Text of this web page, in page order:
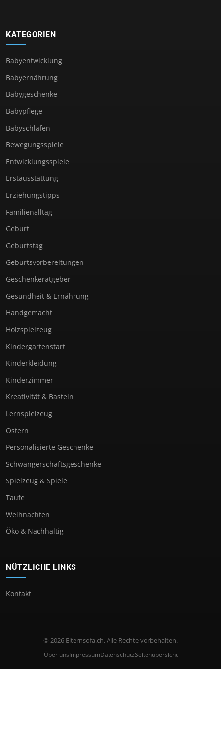
KATEGORIEN
Babyentwicklung
Babyernährung
Babygeschenke
Babypflege
Babyschlafen
Bewegungsspiele
Entwicklungsspiele
Erstausstattung
Erziehungstipps
Familienalltag
Geburt
Geburtstag
Geburtsvorbereitungen
Geschenkeratgeber
Gesundheit & Ernährung
Handgemacht
Holzspielzeug
Kindergartenstart
Kinderkleidung
Kinderzimmer
Kreativität & Basteln
Lernspielzeug
Ostern
Personalisierte Geschenke
Schwangerschaftsgeschenke
Spielzeug & Spiele
Taufe
Weihnachten
Öko & Nachhaltig
NÜTZLICHE LINKS
Kontakt
© 2026 Elternsofa.ch. Alle Rechte vorbehalten.
Über unsImpressumDatenschutzSeitenübersicht